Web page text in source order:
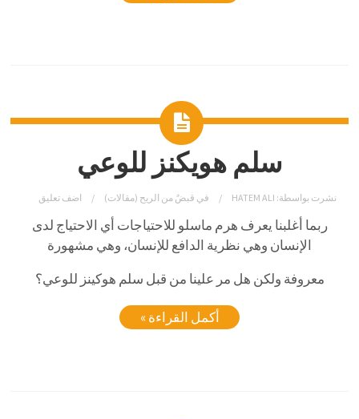
سلم هويكنز للوعي
نشرت بواسطة: HATEM ALI في قبضٌ من الريح (مقالات) اضف تعليق
ربما أغلبنا يعرف هرم ماسلو للاحتياجات أي الاحتياج لدى
الإنسان وهي نظرية الدافع للإنسان، وهي مشهورة
معروفة ولكن هل مر علينا من قبل سلم هوكينز للوعي؟
أكمل القراءة »